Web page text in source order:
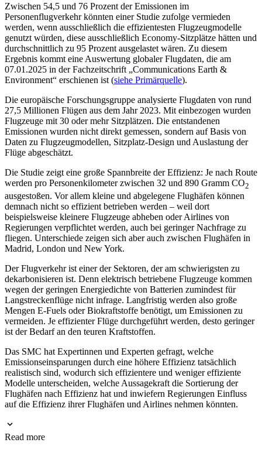
Zwischen 54,5 und 76 Prozent der Emissionen im
Personenflugverkehr könnten einer Studie zufolge vermieden
werden, wenn ausschließlich die effizientesten Flugzeugmodelle
genutzt würden, diese ausschließlich Economy-Sitzplätze hätten und
durchschnittlich zu 95 Prozent ausgelastet wären. Zu diesem
Ergebnis kommt eine Auswertung globaler Flugdaten, die am
07.01.2025 in der Fachzeitschrift „Communications Earth &
Environment“ erschienen ist (siehe Primärquelle).
Die europäische Forschungsgruppe analysierte Flugdaten von rund
27,5 Millionen Flügen aus dem Jahr 2023. Mit einbezogen wurden
Flugzeuge mit 30 oder mehr Sitzplätzen. Die entstandenen
Emissionen wurden nicht direkt gemessen, sondern auf Basis von
Daten zu Flugzeugmodellen, Sitzplatz-Design und Auslastung der
Flüge abgeschätzt.
Die Studie zeigt eine große Spannbreite der Effizienz: Je nach Route
werden pro Personenkilometer zwischen 32 und 890 Gramm CO2
ausgestoßen. Vor allem kleine und abgelegene Flughäfen können
demnach nicht so effizient betrieben werden – weil dort
beispielsweise kleinere Flugzeuge abheben oder Airlines von
Regierungen verpflichtet werden, auch bei geringer Nachfrage zu
fliegen. Unterschiede zeigen sich aber auch zwischen Flughäfen in
Madrid, London und New York.
Der Flugverkehr ist einer der Sektoren, der am schwierigsten zu
dekarbonisieren ist. Denn elektrisch betriebene Flugzeuge kommen
wegen der geringen Energiedichte von Batterien zumindest für
Langstreckenflüge nicht infrage. Langfristig werden also große
Mengen E-Fuels oder Biokraftstoffe benötigt, um Emissionen zu
vermeiden. Je effizienter Flüge durchgeführt werden, desto geringer
ist der Bedarf an den teuren Kraftstoffen.
Das SMC hat Expertinnen und Experten gefragt, welche
Emissionseinsparungen durch eine höhere Effizienz tatsächlich
realistisch sind, wodurch sich effizientere und weniger effiziente
Modelle unterscheiden, welche Aussagekraft die Sortierung der
Flughäfen nach Effizienz hat und inwiefern Regierungen Einfluss
auf die Effizienz ihrer Flughäfen und Airlines nehmen könnten.
Read more